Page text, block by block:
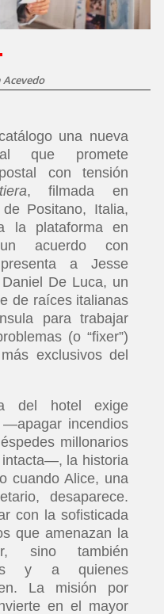
una nueva
que promete
con tensión
, filmada en
Positano, Italia,
la plataforma en
acuerdo con
a Jesse
De Luca, un
de raíces italianas
para trabajar
(o “fixer”)
exclusivos del
del hotel exige
incendios
millonarios
la historia
cuando Alice, una
desaparece.
con la sofisticada
que amenazan la
sino también
y a quienes
La misión por
en el mayor